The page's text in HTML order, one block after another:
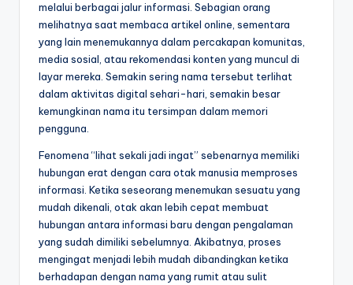
melalui berbagai jalur informasi. Sebagian orang
melihatnya saat membaca artikel online, sementara
yang lain menemukannya dalam percakapan komunitas,
media sosial, atau rekomendasi konten yang muncul di
layar mereka. Semakin sering nama tersebut terlihat
dalam aktivitas digital sehari-hari, semakin besar
kemungkinan nama itu tersimpan dalam memori
pengguna.
Fenomena “lihat sekali jadi ingat” sebenarnya memiliki
hubungan erat dengan cara otak manusia memproses
informasi. Ketika seseorang menemukan sesuatu yang
mudah dikenali, otak akan lebih cepat membuat
hubungan antara informasi baru dengan pengalaman
yang sudah dimiliki sebelumnya. Akibatnya, proses
mengingat menjadi lebih mudah dibandingkan ketika
berhadapan dengan nama yang rumit atau sulit